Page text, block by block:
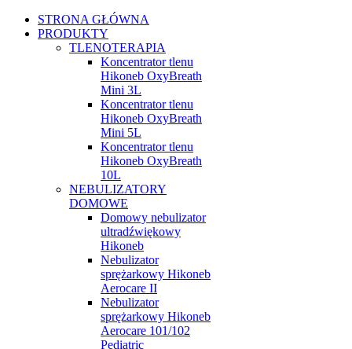
STRONA GŁÓWNA
PRODUKTY
TLENOTERAPIA
Koncentrator tlenu
Hikoneb OxyBreath
Mini 3L
Koncentrator tlenu
Hikoneb OxyBreath
Mini 5L
Koncentrator tlenu
Hikoneb OxyBreath
10L
NEBULIZATORY
DOMOWE
Domowy nebulizator
ultradźwiękowy
Hikoneb
Nebulizator
sprężarkowy Hikoneb
Aerocare II
Nebulizator
sprężarkowy Hikoneb
Aerocare 101/102
Pediatric